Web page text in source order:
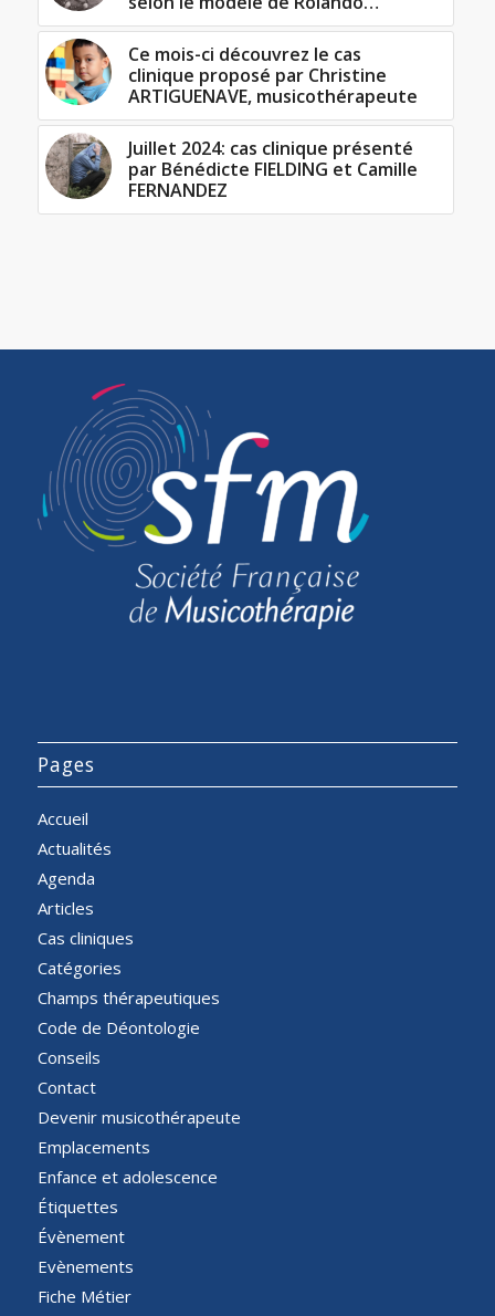
Ce mois-ci découvrez le cas
clinique proposé par Christine
ARTIGUENAVE, musicothérapeute
Juillet 2024: cas clinique présenté
par Bénédicte FIELDING et Camille
FERNANDEZ
Pages
Accueil
Actualités
Agenda
Articles
Cas cliniques
Catégories
Champs thérapeutiques
Code de Déontologie
Conseils
Contact
Devenir musicothérapeute
Emplacements
Enfance et adolescence
Étiquettes
Évènement
Evènements
Fiche Métier